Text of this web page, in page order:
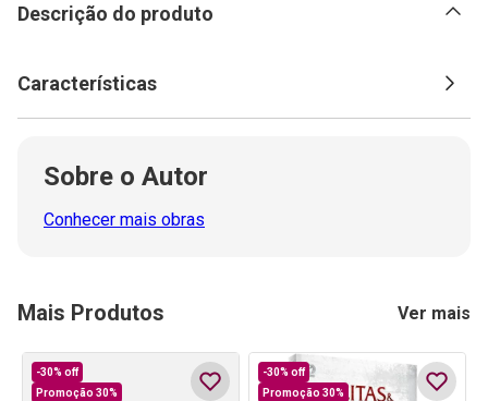
Descrição do produto
Características
Sobre o Autor
Conhecer mais obras
Mais Produtos Ver mais
-30% off
Promoção 30%
-30% off
Promoção 30%